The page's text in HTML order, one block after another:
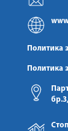
Политика
Политика